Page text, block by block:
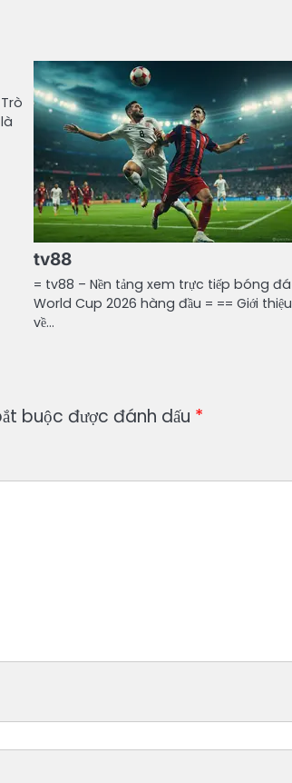
tv88
= tv88 – Nền tảng xem trực tiếp bóng đá
World Cup 2026 hàng đầu = == Giới thiệu
về…
buộc được đánh dấu *